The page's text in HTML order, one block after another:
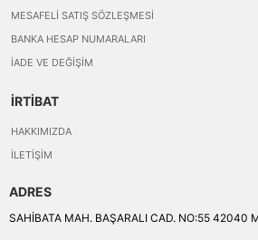
MESAFELI SATIŞ SÖZLEŞMESI
BANKA HESAP NUMARALARI
İADE VE DEĞIŞIM
İRTİBAT
HAKKIMIZDA
İLETIŞIM
ADRES
SAHİBATA MAH. BAŞARALI CAD. NO:55 42040